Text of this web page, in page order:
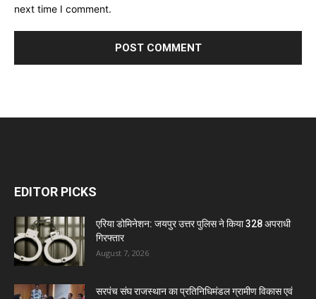
next time I comment.
EDITOR PICKS
एरिया डोमिनेशन: जयपुर उत्तर पुलिस ने किया 328 अपराधी
गिरफ्तार
August 7, 2026
सरपंच संघ राजस्थान का प्रतिनिधिमंडल ग्रामीण विकास एवं